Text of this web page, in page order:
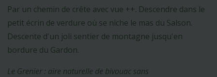
Par un chemin de crête avec vue ++. Descendre dans le
petit écrin de verdure où se niche le mas du Salson.
Descente d'un joli sentier de montagne jusqu'en
bordure du Gardon.
Le Grenier : aire naturelle de bivouac sans